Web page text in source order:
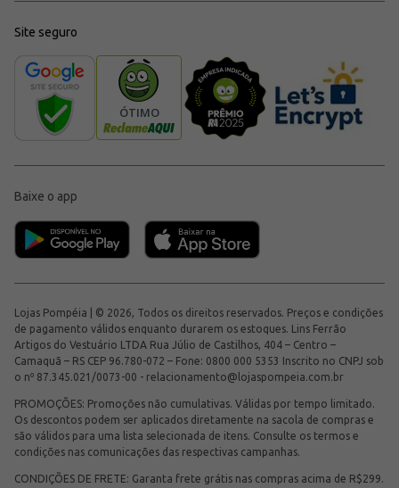
Site seguro
Baixe o app
Lojas Pompéia | © 2026, Todos os direitos reservados. Preços e condições
de pagamento válidos enquanto durarem os estoques. Lins Ferrão
Artigos do Vestuário LTDA Rua Júlio de Castilhos, 404 – Centro –
Camaquã – RS CEP 96.780-072 – Fone: 0800 000 5353 Inscrito no CNPJ sob
o nº 87.345.021/0073-00 - relacionamento@lojaspompeia.com.br
PROMOÇÕES: Promoções não cumulativas. Válidas por tempo limitado.
Os descontos podem ser aplicados diretamente na sacola de compras e
são válidos para uma lista selecionada de itens. Consulte os termos e
condições nas comunicações das respectivas campanhas.
CONDIÇÕES DE FRETE: Garanta frete grátis nas compras acima de R$299.